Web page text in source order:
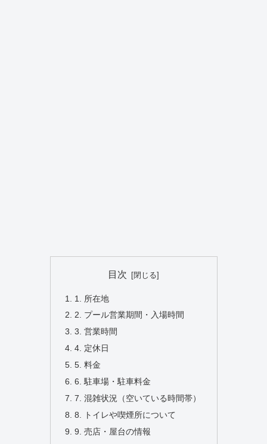
目次
1. 所在地
2. プール営業期間・入場時間
3. 営業時間
4. 定休日
5. 料金
6. 駐車場・駐車料金
7. 混雑状況（空いている時間帯）
8. トイレや喫煙所について
9. 売店・屋台の情報